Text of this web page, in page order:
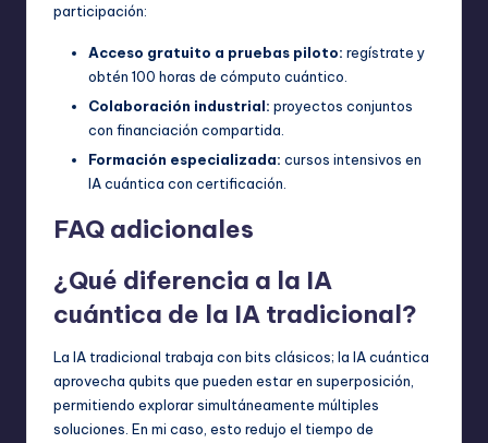
participación:
Acceso gratuito a pruebas piloto: regístrate y
obtén 100 horas de cómputo cuántico.
Colaboración industrial: proyectos conjuntos
con financiación compartida.
Formación especializada: cursos intensivos en
IA cuántica con certificación.
FAQ adicionales
¿Qué diferencia a la IA
cuántica de la IA tradicional?
La IA tradicional trabaja con bits clásicos; la IA cuántica
aprovecha qubits que pueden estar en superposición,
permitiendo explorar simultáneamente múltiples
soluciones. En mi caso, esto redujo el tiempo de